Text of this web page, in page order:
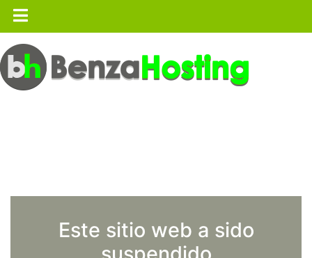
Este sitio web a sido